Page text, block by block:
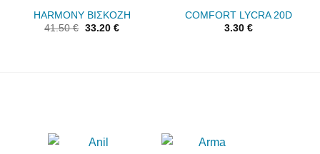
HARMONY ΒΙΣΚΟΖΗ
41.50€ 33.20 €
COMFORT LYCRA 20D
3.30 €